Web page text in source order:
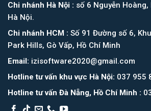
Chi nhánh Hà Nội : số 6 Nguyễn
Hà Nội.
Chi nhánh HCM : Số 91 Đường số 6,
Park Hills, Gò Vấp, Hồ Chí Minh
Email: izisoftware2020@gmail.com
Hotline tư vấn khu vực Hà Nội: 037 955
Hotline tư vấn Đà Nẵng, Hồ Chí Minh :